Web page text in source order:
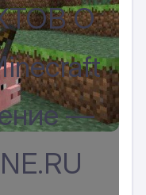
О
—